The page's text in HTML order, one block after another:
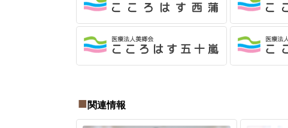
関連情報